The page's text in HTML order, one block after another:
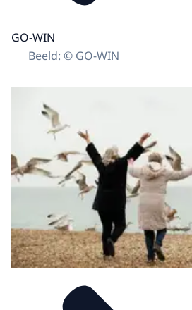
GO-WIN
Beeld: © GO-WIN